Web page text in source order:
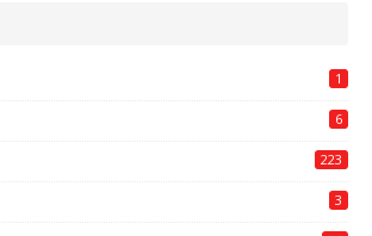
1
6
223
3